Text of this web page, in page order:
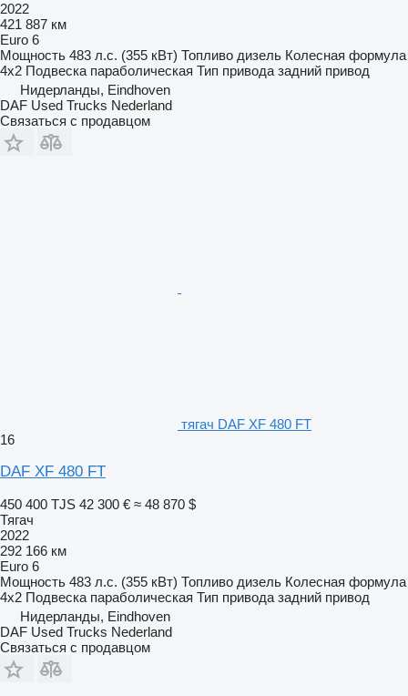
2022
421 887 км
Euro 6
Мощность 483 л.с. (355 кВт) Топливо дизель Колесная формула
4x2 Подвеска параболическая Тип привода задний привод
Нидерланды, Eindhoven
DAF Used Trucks Nederland
Связаться с продавцом
тягач DAF XF 480 FT
16
DAF XF 480 FT
450 400 TJS 42 300 € ≈ 48 870 $
Тягач
2022
292 166 км
Euro 6
Мощность 483 л.с. (355 кВт) Топливо дизель Колесная формула
4x2 Подвеска параболическая Тип привода задний привод
Нидерланды, Eindhoven
DAF Used Trucks Nederland
Связаться с продавцом